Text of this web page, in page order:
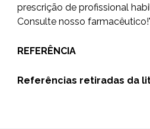
prescrição de profissional
Consulte nosso farmacêutico!"
REFERÊNCIA
Referências retiradas da